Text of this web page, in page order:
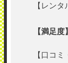
【レン
【満足
【口コ